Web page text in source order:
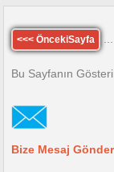
<<< ÖncekiSayfa
Bu Sayfanın
Bize Mesaj